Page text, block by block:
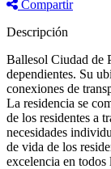
Compartir
Descripción
Ballesol Ciudad de
dependientes. Su
conexiones de
La residencia se
de los residentes a
necesidades
de vida de los
excelencia en todos